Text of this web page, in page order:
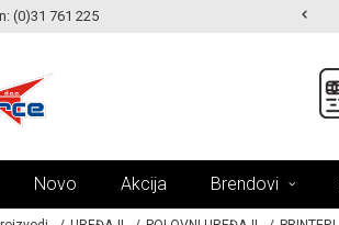
(0)31 761 225
MOGUĆNOST ISPORUKE ZA 24H!
Novo Akcija Brendovi